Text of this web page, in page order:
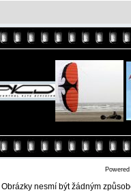
nesmí být žádným